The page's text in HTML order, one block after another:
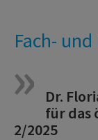
Fach-
Dr.
für das
2/2025